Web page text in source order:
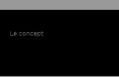
Le concept